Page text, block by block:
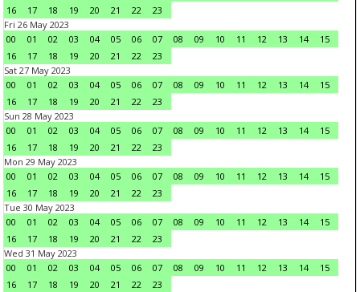
16
17 18 19 20 21 22
23
Fri 26 May 2023
00
01 02 03 04 05 06 07 08 09 10 11 12 13 14
15
16
17 18 19 20 21 22
23
Sat 27 May 2023
00
01 02 03 04 05 06 07 08 09 10 11 12 13 14
15
16
17 18 19 20 21 22
23
Sun 28 May 2023
00
01 02 03 04 05 06 07 08 09 10 11 12 13 14
15
16
17 18 19 20 21 22
23
Mon 29 May 2023
00
01 02 03 04 05 06 07 08 09 10 11 12 13 14
15
16
17 18 19 20 21 22
23
Tue 30 May 2023
00
01 02 03 04 05 06 07 08 09 10 11 12 13 14
15
16
17 18 19 20 21 22
23
Wed 31 May 2023
00
01 02 03 04 05 06 07 08 09 10 11 12 13 14
15
16
17 18 19 20 21 22
23